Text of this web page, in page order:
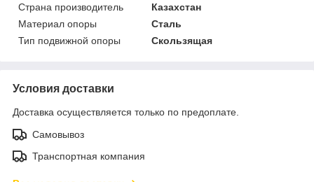
Страна производитель
Казахстан
Материал опоры
Сталь
Тип подвижной опоры
Скользящая
Условия доставки
Доставка осуществляется только по предоплате.
Самовывоз
Транспортная компания